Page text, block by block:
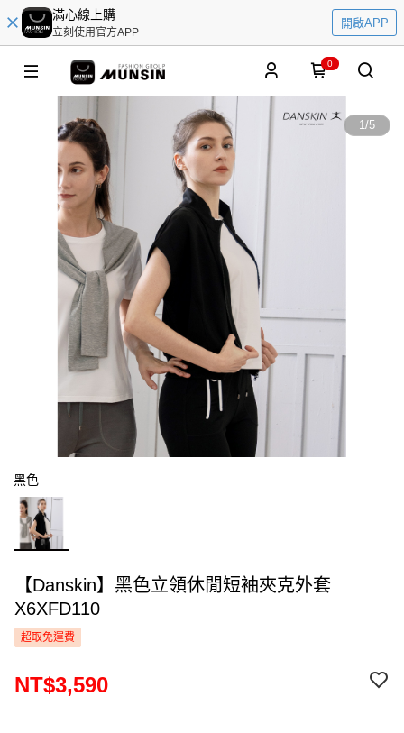
滿心線上購
立刻使用官方APP
開啟APP
0
1/5
黑色
【Danskin】黑色立領休閒短袖夾克外套
X6XFD110
超取免運費
NT$3,590